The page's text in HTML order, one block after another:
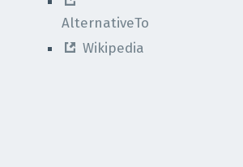
AlternativeTo
Wikipedia